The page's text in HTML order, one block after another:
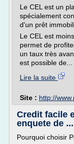
Le CEL est un
spécialement
d'un prêt
Le CEL est
permet de
un taux très
est possible de...
Lire la suite
Site : http://
Credit facile
enquete de ...
Pourquoi choisir